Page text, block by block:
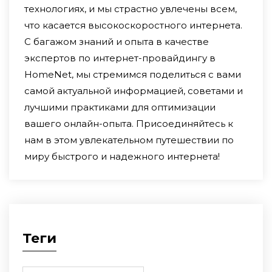
выбор и выбрать оптимального
провайдера для подключения в квартире.
технологиях, и мы страстно увлечены всем,
что касается высокоскоростного интернета.
С багажом знаний и опыта в качестве
экспертов по интернет-провайдингу в
HomeNet, мы стремимся поделиться с вами
самой актуальной информацией, советами и
лучшими практиками для оптимизации
вашего онлайн-опыта. Присоединяйтесь к
нам в этом увлекательном путешествии по
миру быстрого и надежного интернета!
Теги